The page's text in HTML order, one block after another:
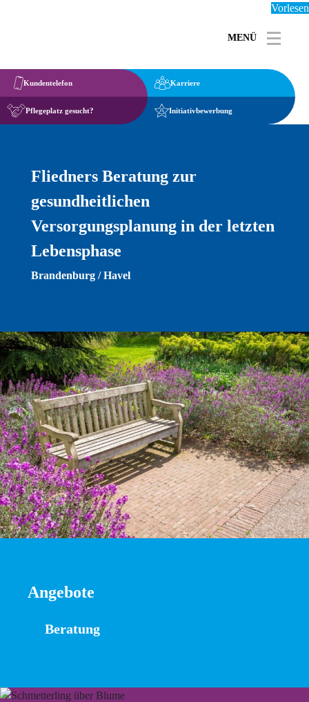
Vorlesen
MENÜ Toggle
Kundentelefon
Pflegeplatz gesucht?
Karriere
Initiativbewerbung
Fliedners Beratung zur
gesundheitlichen
Versorgungsplanung in der letzten
Lebensphase
Brandenburg / Havel
Angebote
Beratung